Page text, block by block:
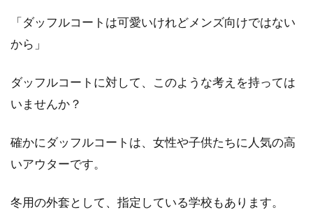
「ダッフルコートは可愛いけれどメンズ向けではない
から」
ダッフルコートに対して、このような考えを持っては
いませんか？
確かにダッフルコートは、女性や子供たちに人気の高
いアウターです。
冬用の外套として、指定している学校もあります。